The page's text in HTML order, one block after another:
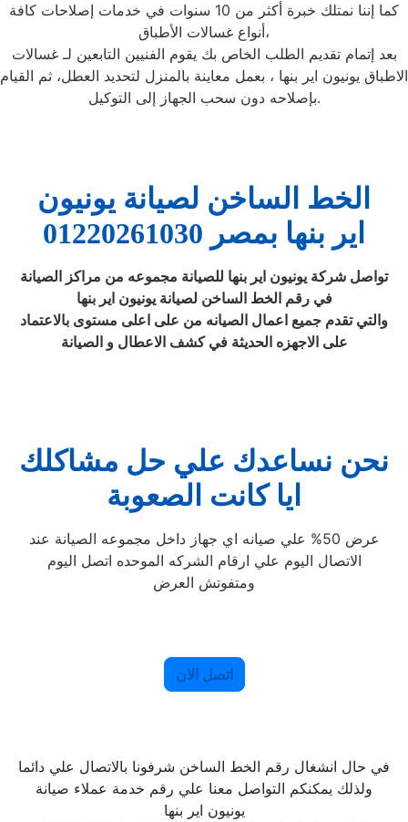
كما إننا نمتلك خبرة أكثر من 10 سنوات في خدمات إصلاحات كافة
أنواع غسالات الأطباق،
بعد إتمام تقديم الطلب الخاص بك يقوم الفنيين التابعين لـ غسالات
الاطباق يونيون اير بنها ، بعمل معاينة بالمنزل لتحديد العطل، ثم القيام
بإصلاحه دون سحب الجهاز إلى التوكيل.
الخط الساخن لصيانة يونيون
اير بنها بمصر 01220261030
تواصل شركة يونيون اير بنها للصيانة مجموعه من مراكز الصيانة
في رقم الخط الساخن لصيانة يونيون اير بنها
والتي تقدم جميع اعمال الصيانه من على اعلى مستوى بالاعتماد
على الاجهزه الحديثة في كشف الاعطال و الصيانة
نحن نساعدك علي حل مشاكلك
ايا كانت الصعوبة
عرض 50% علي صيانه اي جهاز داخل مجموعه الصيانة عند
الاتصال اليوم علي ارقام الشركه الموحده اتصل اليوم
ومتفوتش العرض
اتصل الان
في حال انشغال رقم الخط الساخن شرفونا بالاتصال علي دائما
ولذلك يمكنكم التواصل معنا علي رقم خدمة عملاء صيانة
يونيون اير بنها